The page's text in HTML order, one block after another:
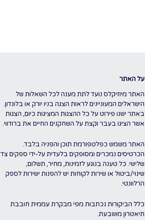
על האתר
האתר מיוזיקלס נועד לתת מענה לכל השאלות של
הישראלים המעוניינים לראות הצגה בניו יורק או בלונדון.
באתר ישנו פירוט על כל ההצגות המציגות כיום, הצגות
אשר הציגו בעבר וקצת על השחקנים החיים את ברודווי.
האתר משמש כפלטפורמת תוכן והפניה בלבד.
הכרטיסים נמכרים ומסופקים בלעדית על-ידי ספקים צד
שלישי. כל טענה בנוגע לזמינות, מחיר, תשלום,
שינוי/ביטול או שירות לקוחות יש להפנות ישירות לספק
הרלוונטי.
כלל הביקורות נכתבות מפי מבקרת עממית חובבת
תיאטרון מושבעת.